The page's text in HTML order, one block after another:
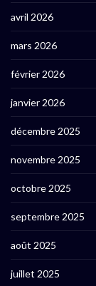
avril 2026
mars 2026
février 2026
janvier 2026
décembre 2025
novembre 2025
octobre 2025
septembre 2025
août 2025
juillet 2025